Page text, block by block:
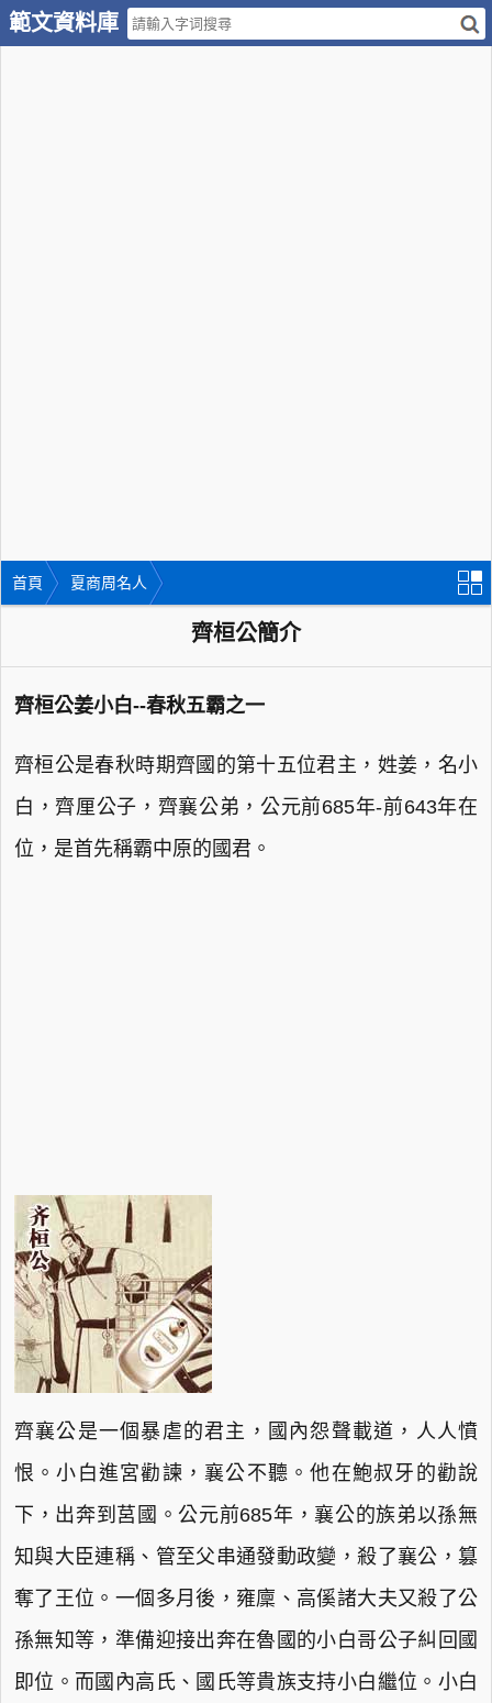
範文資料庫
首頁 夏商周名人
齊桓公簡介
齊桓公姜小白--春秋五霸之一
齊桓公是春秋時期齊國的第十五位君主，姓姜，名小
白，齊厘公子，齊襄公弟，公元前685年-前643年在
位，是首先稱霸中原的國君。
齊襄公是一個暴虐的君主，國內怨聲載道，人人憤
恨。小白進宮勸諫，襄公不聽。他在鮑叔牙的勸說
下，出奔到莒國。公元前685年，襄公的族弟以孫無
知與大臣連稱、管至父串通發動政變，殺了襄公，篡
奪了王位。一個多月後，雍廩、高傒諸大夫又殺了公
孫無知等，準備迎接出奔在魯國的小白哥公子糾回國
即位。而國內高氏、國氏等貴族支持小白繼位。小白